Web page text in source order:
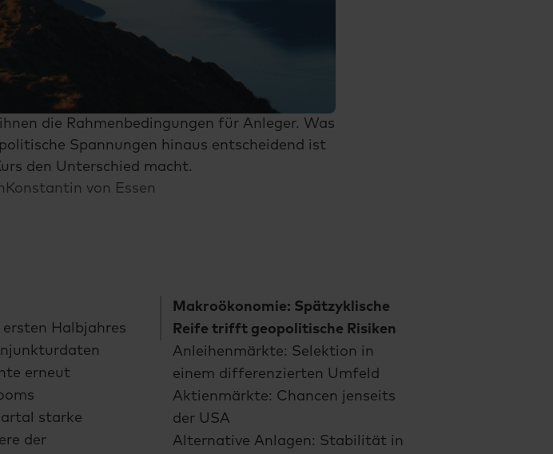
die Rahmenbedingungen für Anleger. Was
Spannungen hinaus entscheidend ist
den Unterschied macht.
Konstantin von Essen
Halbjahres
erneut
starke
der
Makroökonomie: Spätzyklische
Reife trifft geopolitische Risiken
Anleihenmärkte: Selektion in
einem differenzierten Umfeld
Aktienmärkte: Chancen jenseits
der USA
Alternative Anlagen: Stabilität in